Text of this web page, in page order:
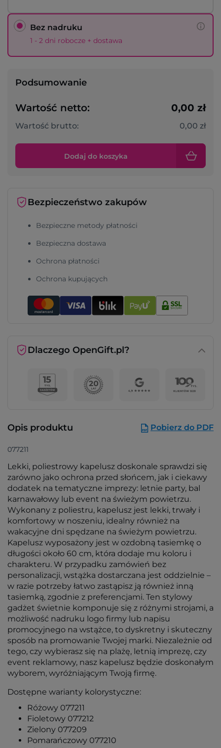
Bez nadruku
1 - 2 dni robocze + dostawa
Podsumowanie
Wartość netto: 0,00 zł
Wartość brutto: 0,00 zł
Dodaj do koszyka
Bezpieczeństwo zakupów
Bezpieczne metody płatności
Bezpieczna dostawa
Ochrona płatności
Ochrona kupujących
Dlaczego OpenGift.pl?
Opis produktu Pobierz do PDF
077211
Lekki, poliestrowy kapelusz doskonale sprawdzi się
zarówno jako ochrona przed słońcem, jak i ciekawy
dodatek na tematyczne imprezy: letnie party, bal
karnawałowy lub event na świeżym powietrzu.
Wykonany z poliestru, kapelusz jest lekki, trwały i
komfortowy w noszeniu, idealny również na
wakacyjne dni spędzane na świeżym powietrzu.
Kapelusz wyposażony jest w ozdobną tasiemkę o
długości około 60 cm, która dodaje mu koloru i
charakteru. W przypadku zamówień bez
personalizacji, wstążka dostarczana jest oddzielnie –
w razie potrzeby łatwo zastąpisz ją również inną
tasiemką, zgodnie z preferencjami. Ten stylowy
gadżet świetnie komponuje się z różnymi strojami, a
możliwość nadruku logo firmy lub napisu
promocyjnego na wstążce, to dyskretny i skuteczny
sposób na promowanie Twojej marki. Niezależnie od
tego, czy wybierasz się na plażę, letnią imprezę, czy
event reklamowy, nasz kapelusz będzie doskonałym
wyborem, wyróżniającym Twoją firmę.
Dostępne warianty kolorystyczne:
Różowy 077211
Fioletowy 077212
Zielony 077209
Pomarańczowy 077210